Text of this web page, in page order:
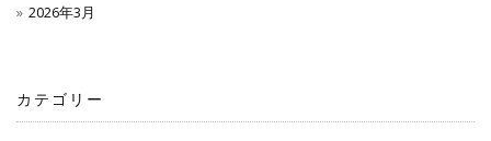
2026年3月
カテゴリー